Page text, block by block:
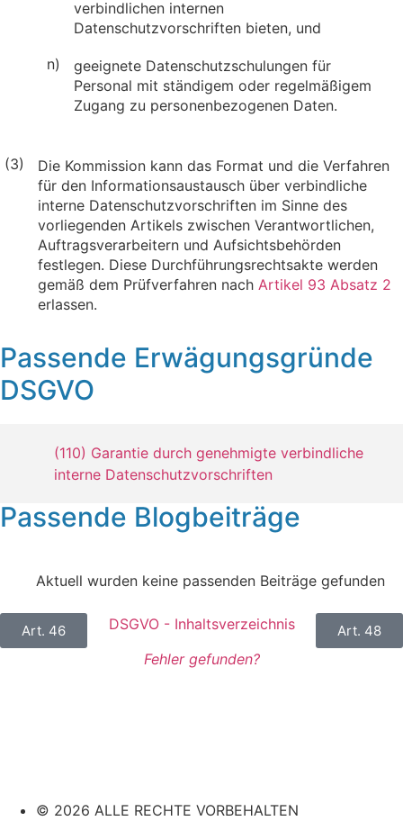
verbindlichen internen
Datenschutzvorschriften bieten, und
n)
geeignete Datenschutzschulungen für
Personal mit ständigem oder regelmäßigem
Zugang zu personenbezogenen Daten.
(3)
Die Kommission kann das Format und die Verfahren
für den Informationsaustausch über verbindliche
interne Datenschutzvorschriften im Sinne des
vorliegenden Artikels zwischen Verantwortlichen,
Auftragsverarbeitern und Aufsichtsbehörden
festlegen. Diese Durchführungsrechtsakte werden
gemäß dem Prüfverfahren nach Artikel 93 Absatz 2
erlassen.
Passende Erwägungsgründe
DSGVO
(110) Garantie durch genehmigte verbindliche
interne Datenschutzvorschriften
Passende Blogbeiträge
Aktuell wurden keine passenden Beiträge gefunden
Art. 46 DSGVO - Inhaltsverzeichnis Art. 48
Fehler gefunden?
© 2026 ALLE RECHTE VORBEHALTEN